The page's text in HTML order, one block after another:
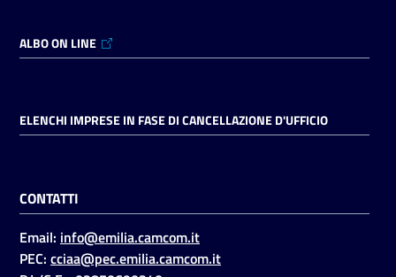
ALBO ON LINE
ELENCHI IMPRESE IN FASE DI CANCELLAZIONE D'UFFICIO
CONTATTI
Email: info@emilia.camcom.it
PEC: cciaa@pec.emilia.camcom.it